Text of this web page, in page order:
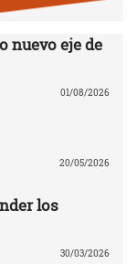
nuevo eje de
01/08/2026
20/05/2026
los
30/03/2026